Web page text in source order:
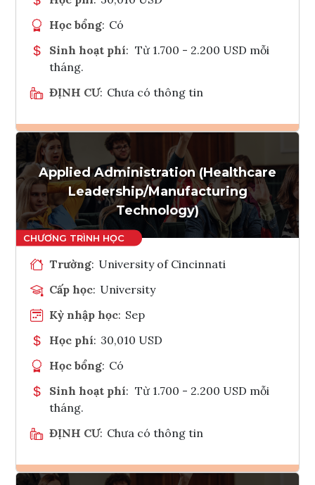
Học bổng: Có
Sinh hoạt phí: Từ 1.700 - 2.200 USD mỗi
tháng.
ĐỊNH CƯ: Chưa có thông tin
Ghi danh
Tham vấn Interlink
Applied Administration (Healthcare
Leadership/Manufacturing
Technology)
Trường: University of Cincinnati
Cấp học: University
Kỳ nhập học: Sep
Học phí: 30,010 USD
Học bổng: Có
Sinh hoạt phí: Từ 1.700 - 2.200 USD mỗi
tháng.
ĐỊNH CƯ: Chưa có thông tin